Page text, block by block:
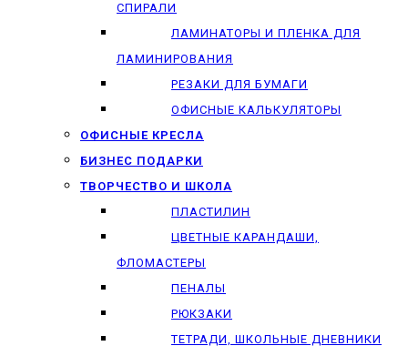
СПИРАЛИ
ЛАМИНАТОРЫ И ПЛЕНКА ДЛЯ
ЛАМИНИРОВАНИЯ
РЕЗАКИ ДЛЯ БУМАГИ
ОФИСНЫЕ КАЛЬКУЛЯТОРЫ
ОФИСНЫЕ КРЕСЛА
БИЗНЕС ПОДАРКИ
ТВОРЧЕСТВО И ШКОЛА
ПЛАСТИЛИН
ЦВЕТНЫЕ КАРАНДАШИ,
ФЛОМАСТЕРЫ
ПЕНАЛЫ
РЮКЗАКИ
ТЕТРАДИ, ШКОЛЬНЫЕ ДНЕВНИКИ